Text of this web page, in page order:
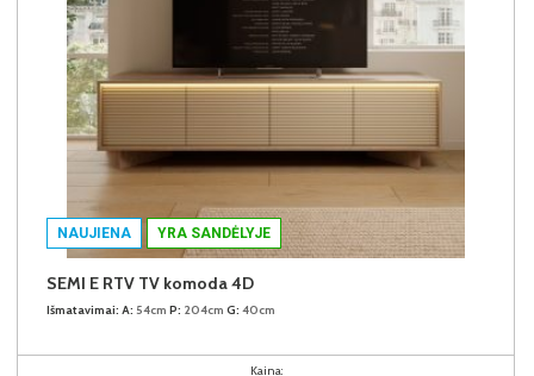
NAUJIENA YRA SANDĖLYJE
SEMI E RTV TV komoda 4D
Išmatavimai: A: 54cm P: 204cm G: 40cm
Kaina: